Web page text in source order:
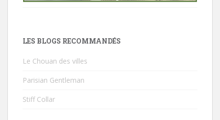
LES BLOGS RECOMMANDÉS
Le Chouan des villes
Parisian Gentleman
Stiff Collar